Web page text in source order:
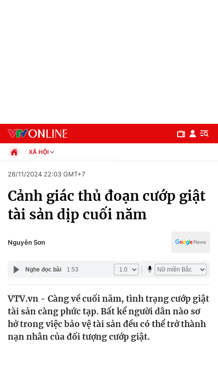
Chuyên mục
Chính trị
Xã hội
Y tế
Thế giới
XÃ HỘI
Xã hội
Pháp luật
Kinh tế
Thể thao
Văn hóa - Giải trí
Đời sống
Giáo dục
28/11/2024 22:03 GMT+7
Cảnh giác thủ đoạn cướp giật
tài sản dịp cuối năm
Nguyễn Sơn
Nghe đọc bài 1:53
VTV.vn - Càng về cuối năm, tình trạng cướp giật
tài sản càng phức tạp. Bất kể người dân nào sơ
hở trong việc bảo vệ tài sản đều có thể trở thành
nạn nhân của đối tượng cướp giật.